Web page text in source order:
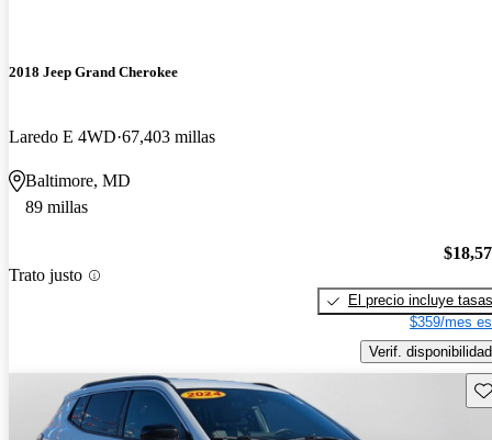
2018 Jeep Grand Cherokee
Laredo E 4WD 67,403 millas
Baltimore, MD
89 millas
Trato justo
El precio incluye tasas
$359/mes
Verif. disponibilidad